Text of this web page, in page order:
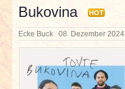
NEUESTE ARTIKEL
NEWS & DATES
BERICHTE
Bukovina HOT
Ecke Buck 08. Dezember 2024